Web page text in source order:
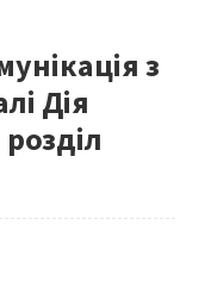
з
Дія